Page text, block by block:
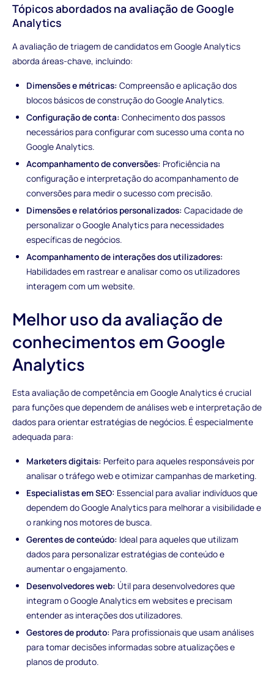
Tópicos abordados na avaliação de Google
Analytics
A avaliação de triagem de candidatos em Google Analytics
aborda áreas-chave, incluindo:
Dimensões e métricas: Compreensão e aplicação dos
blocos básicos de construção do Google Analytics.
Configuração de conta: Conhecimento dos passos
necessários para configurar com sucesso uma conta no
Google Analytics.
Acompanhamento de conversões: Proficiência na
configuração e interpretação do acompanhamento de
conversões para medir o sucesso com precisão.
Dimensões e relatórios personalizados: Capacidade de
personalizar o Google Analytics para necessidades
específicas de negócios.
Acompanhamento de interações dos utilizadores:
Habilidades em rastrear e analisar como os utilizadores
interagem com um website.
Melhor uso da avaliação de
conhecimentos em Google
Analytics
Esta avaliação de competência em Google Analytics é crucial
para funções que dependem de análises web e interpretação de
dados para orientar estratégias de negócios. É especialmente
adequada para:
Marketers digitais: Perfeito para aqueles responsáveis por
analisar o tráfego web e otimizar campanhas de marketing.
Especialistas em SEO: Essencial para avaliar indivíduos que
dependem do Google Analytics para melhorar a visibilidade e
o ranking nos motores de busca.
Gerentes de conteúdo: Ideal para aqueles que utilizam
dados para personalizar estratégias de conteúdo e
aumentar o engajamento.
Desenvolvedores web: Útil para desenvolvedores que
integram o Google Analytics em websites e precisam
entender as interações dos utilizadores.
Gestores de produto: Para profissionais que usam análises
para tomar decisões informadas sobre atualizações e
planos de produto.